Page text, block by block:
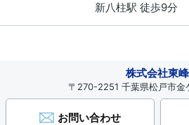
新八柱駅 徒歩9分
株式会社東峰
〒270-2251 千葉県松戸市
お問い合わせ